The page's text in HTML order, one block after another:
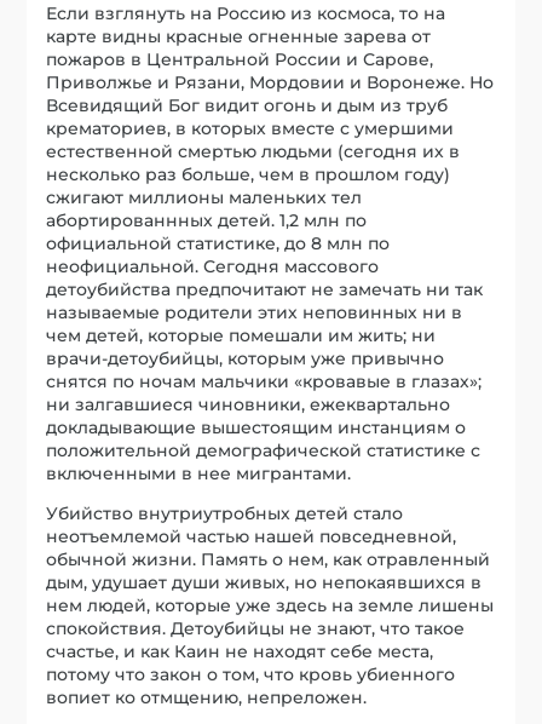
Если взглянуть на Россию из космоса, то на
карте видны красные огненные зарева от
пожаров в Центральной России и Сарове,
Приволжье и Рязани, Мордовии и Воронеже. Но
Всевидящий Бог видит огонь и дым из труб
крематориев, в которых вместе с умершими
естественной смертью людьми (сегодня их в
несколько раз больше, чем в прошлом году)
сжигают миллионы маленьких тел
абортированнных детей. 1,2 млн по
официальной статистике, до 8 млн по
неофициальной. Сегодня массового
детоубийства предпочитают не замечать ни так
называемые родители этих неповинных ни в
чем детей, которые помешали им жить; ни
врачи-детоубийцы, которым уже привычно
снятся по ночам мальчики «кровавые в глазах»;
ни залгавшиеся чиновники, ежеквартально
докладывающие вышестоящим инстанциям о
положительной демографической статистике с
включенными в нее мигрантами.
Убийство внутриутробных детей стало
неотъемлемой частью нашей повседневной,
обычной жизни. Память о нем, как отравленный
дым, удушает души живых, но непокаявшихся в
нем людей, которые уже здесь на земле лишены
спокойствия. Детоубийцы не знают, что такое
счастье, и как Каин не находят себе места,
потому что закон о том, что кровь убиенного
вопиет ко отмщению, непреложен.